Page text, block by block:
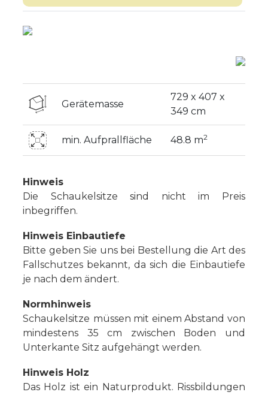
Gerätemasse
729 x 407 x
349 cm
min. Aufprallfläche 48.8 m2
Hinweis
Die Schaukelsitze sind nicht im Preis
inbegriffen.
Hinweis Einbautiefe
Bitte geben Sie uns bei Bestellung die Art des
Fallschutzes bekannt, da sich die Einbautiefe
je nach dem ändert.
Normhinweis
Schaukelsitze müssen mit einem Abstand von
mindestens 35 cm zwischen Boden und
Unterkante Sitz aufgehängt werden.
Hinweis Holz
Das Holz ist ein Naturprodukt. Rissbildungen